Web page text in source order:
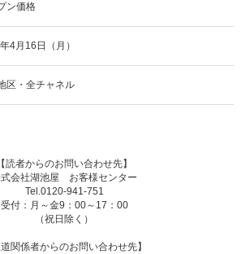
ン価格
4月16日（月）
区・全チャネル
【読者からのお問い合わせ先】
会社湖池屋 お客様センター
Tel.0120-941-751
受付：月～金9：00～17：00
（祝日除く）
道関係者からのお問い合わせ先】